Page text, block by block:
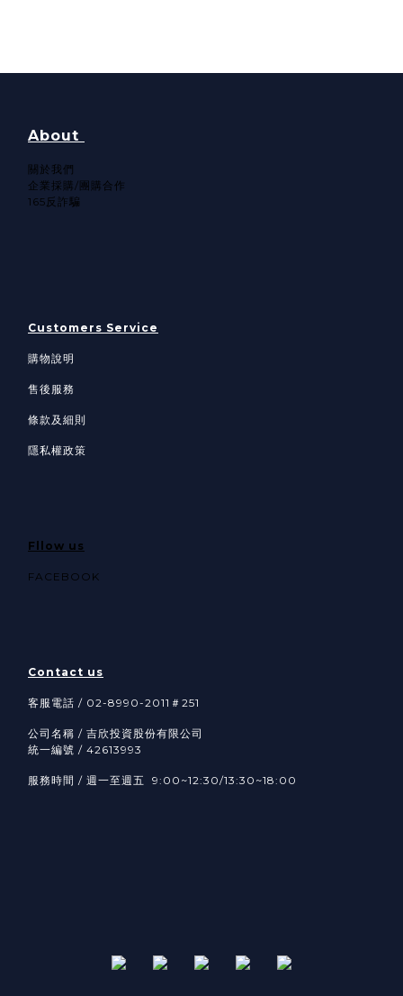
About
關於我們​
企業採購/團購合作
165反詐騙
Customers Service
購物說明
售後服務
條款及細則
隱私權政策
Fllow us
FACEBOOK
Contact us
客服電話 / 02-8990-2011＃251
公司名稱 / 吉欣投資股份有限公司
統一編號 / 42613993
服務時間 / 週一至週五 9:00~12:30/13:30~18:00